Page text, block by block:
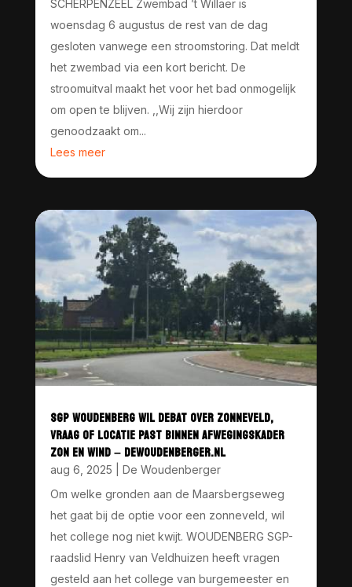
SCHERPENZEEL Zwembad ’t Willaer is
woensdag 6 augustus de rest van de dag
gesloten vanwege een stroomstoring. Dat meldt
het zwembad via een kort bericht. De
stroomuitval maakt het voor het bad onmogelijk
om open te blijven. ,,Wij zijn hierdoor
genoodzaakt om...
Lees meer
SGP WOUDENBERG WIL DEBAT OVER ZONNEVELD,
VRAAG OF LOCATIE PAST BINNEN AFWEGINGSKADER
ZON EN WIND – DEWOUDENBERGER.NL
aug 6, 2025
De Woudenberger
Om welke gronden aan de Maarsbergseweg
het gaat bij de optie voor een zonneveld, wil
het college nog niet kwijt. WOUDENBERG SGP-
raadslid Henry van Veldhuizen heeft vragen
gesteld aan het college van burgemeester en